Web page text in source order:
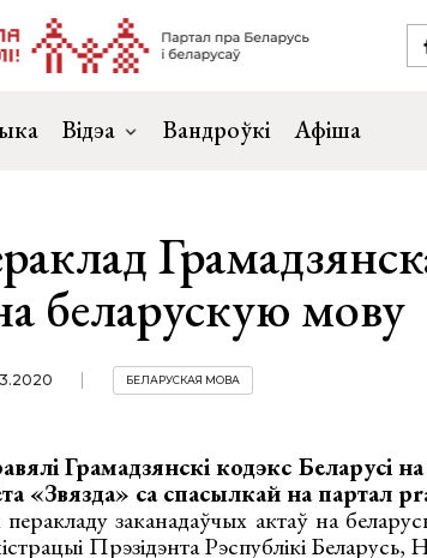
Відэа Вандроўкі Афіша
беларускую мову
БЕЛАРУСКАЯ МОВА
Грамадзянскі кодэкс Беларусі
«Звязда» са спасылкай на партал
заканадаўчых актаў на
Прэзідэнта Рэспублікі